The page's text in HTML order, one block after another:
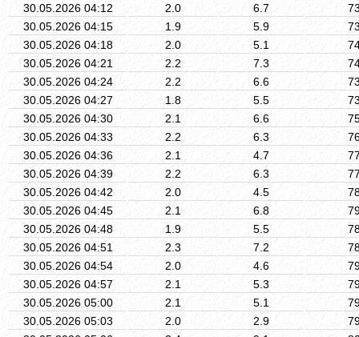
30.05.2026 04:12
2.0 6.7
30.05.2026 04:15
1.9 5.9
30.05.2026 04:18
2.0 5.1
30.05.2026 04:21
2.2 7.3
30.05.2026 04:24
2.2 6.6
30.05.2026 04:27
1.8 5.5
30.05.2026 04:30
2.1 6.6
30.05.2026 04:33
2.2 6.3
30.05.2026 04:36
2.1 4.7
30.05.2026 04:39
2.2 6.3
30.05.2026 04:42
2.0 4.5
30.05.2026 04:45
2.1 6.8
30.05.2026 04:48
1.9 5.5
30.05.2026 04:51
2.3 7.2
30.05.2026 04:54
2.0 4.6
30.05.2026 04:57
2.1 5.3
30.05.2026 05:00
2.1 5.1
30.05.2026 05:03
2.0 2.9